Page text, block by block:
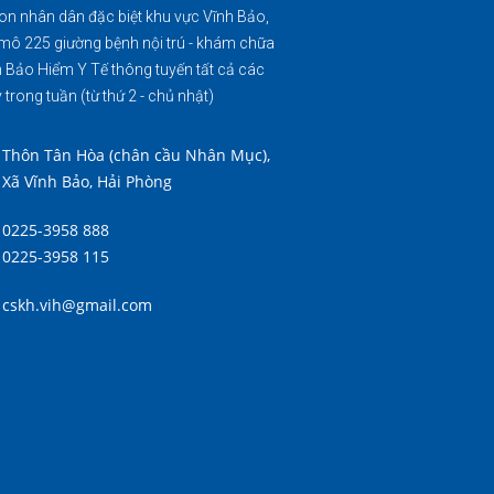
nhân dân đặc biệt khu vực Vĩnh Bảo,
225 giường bệnh nội trú - khám chữa
Bảo Hiểm Y Tế thông tuyến tất cả các
trong tuần (từ thứ 2 - chủ nhật)
Thôn Tân Hòa (chân cầu Nhân Mục),
Xã Vĩnh Bảo, Hải Phòng
0225-3958 888
0225-3958 115
cskh.vih@gmail.com